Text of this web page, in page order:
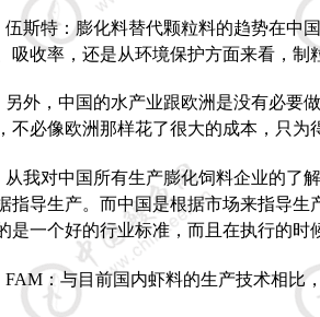
伍斯特：膨化料替代颗粒料的趋势在中
吸收率，还是从环境保护方面来看，制
另外，中国的水产业跟欧洲是没有必要
不必像欧洲那样花了很大的成本，只为
从我对中国所有生产膨化饲料企业的了
指导生产。而中国是根据市场来指导
是一个好的行业标准，而且在执行的时
FAM ：与目前国内虾料的生产技术相比